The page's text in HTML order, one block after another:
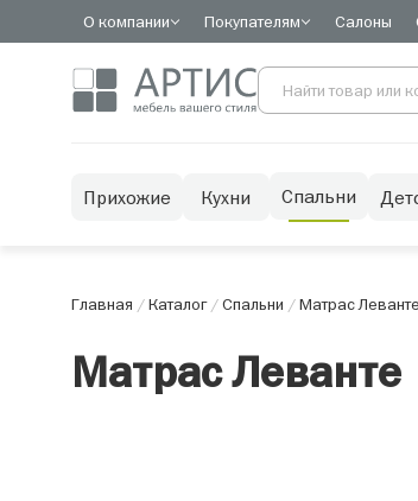
О компании Покупателям Салоны
Прихожие Кухни Спальни
Главная /Каталог/Спальни /Матрас Леванте
Матрас Леванте